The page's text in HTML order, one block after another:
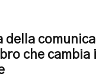
della
che cambia